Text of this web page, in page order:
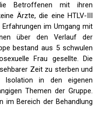
Betroffenen mit ihren
Ärzte, die eine HTLV-III
im Umgang mit
über den Verlauf der
bestand aus 5 schwulen
Frau gesellte. Die
Zeit zu sterben und
Isolation in den eigenen
Themen der Gruppe.
im Bereich der Behandlung